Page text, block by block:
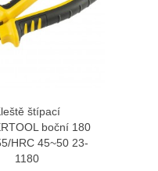
Zobrazit více
štípací
boční 180
HRC 45~50 23-
1180